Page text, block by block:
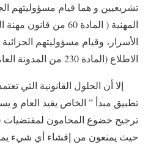
المهنية ( المادة 60 من
الأسرار، وقيام مسؤوليتهم
الاطلاع (المادة 230 من المدونة العامة للضرائب).
إلا أن الحلول القانونية التي
تطبيق مبدأ ” الخاص يقيد العام و
ترجيح خضوع المحامون لمقتضيات
حيث يمنعون من إفشاء أي شيء